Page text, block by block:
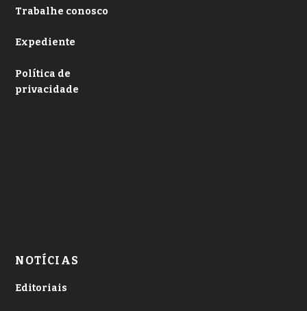
Trabalhe conosco
Expediente
Política de
privacidade
NOTÍCIAS
Editoriais